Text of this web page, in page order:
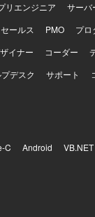
。
リエンジニア サーバ
ールス PMO プロ
イナー コーダー
デスク サポート
C Android VB.NET